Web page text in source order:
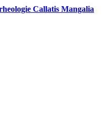
Callatis Mangalia